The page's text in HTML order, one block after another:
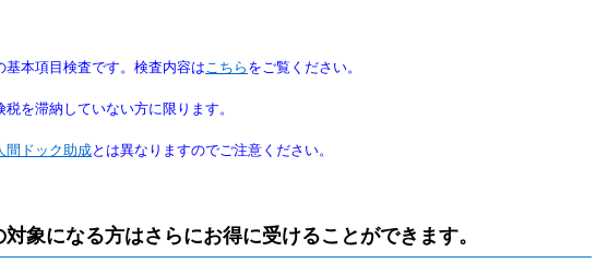
本項目検査です。検査内容はこちら をご覧ください。
を滞納していない方に限ります。
間ドック助成とは異なりますのでご注意ください。
対象になる方はさらにお得に受けることができます。